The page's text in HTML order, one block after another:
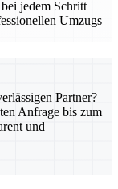
jedem Schritt
Umzugs
Partner?
Anfrage bis zum
und